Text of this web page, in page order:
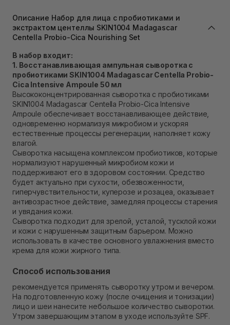
Самовывоз г. Львов ул. Степана Бандеры 43
Нет в наличии!
Самовывоз Ровно
Самовывоз г. Ровно, ул. Кулика и Гудачека 23 (ТЦ
Экватор)
Нет в наличии!
Описание Набор для лица с пробиотиками и
экстрактом центеллы SKIN1004 Madagascar
Centella Probio-Cica Nourishing Set
В набор входит:
1. Восстанавливающая ампульная сыворотка с
пробиотиками SKIN1004 Madagascar Centella Probio-
Cica Intensive Ampoule 50 мл
Высококонцентрированная сыворотка с пробиотиками
SKIN1004 Madagascar Centella Probio-Cica Intensive
Ampoule обеспечивает восстанавливающее действие,
одновременно нормализуя микробиом и ускоряя
естественные процессы регенерации, наполняет кожу
влагой.
Сыворотка насыщена комплексом пробиотиков, которые
нормализуют нарушенный микробиом кожи и
поддерживают его в здоровом состоянии. Средство
будет актуально при сухости, обезвоженности,
гиперчувствительности, куперозе и розацеа, оказывает
антивозрастное действие, замедляя процессы старения
и увядания кожи.
Сыворотка подходит для зрелой, усталой, тусклой кожи
и кожи с нарушенным защитным барьером. Можно
использовать в качестве основного увлажнения вместо
крема для кожи жирного типа.
Способ использования
рекомендуется применять сыворотку утром и вечером.
На подготовленную кожу (после очищения и тонизации)
лицо и шеи нанесите небольшое количество сыворотки.
Утром завершающим этапом в уходе используйте SPF.